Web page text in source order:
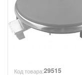
Код товара:29515